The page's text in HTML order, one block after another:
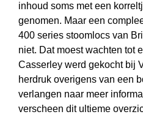
inhoud soms met een
genomen. Maar een
400 series stoomlocs van
niet. Dat moest wachten tot
Casserley werd gekocht bij
herdruk overigens van een
verlangen naar meer
verscheen dit ultieme